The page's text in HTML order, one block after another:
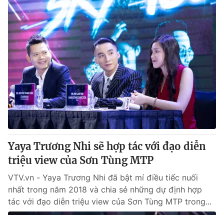
Yaya Trương Nhi sẽ hợp tác với đạo diễn
triệu view của Sơn Tùng MTP
VTV.vn - Yaya Trương Nhi đã bật mí điều tiếc nuối
nhất trong năm 2018 và chia sẻ những dự định hợp
tác với đạo diễn triệu view của Sơn Tùng MTP trong...